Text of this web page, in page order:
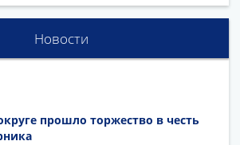
Новости
прошло торжество в честь